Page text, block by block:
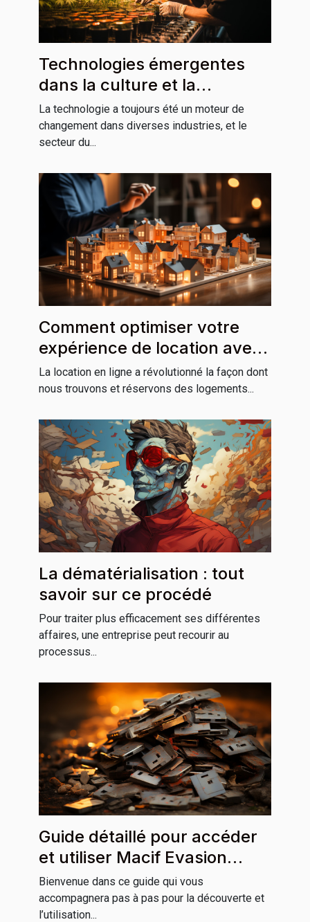
Technologies émergentes
dans la culture et la
production de CBD
La technologie a toujours été un moteur de
changement dans diverses industries, et le
secteur du...
Comment optimiser votre
expérience de location avec
des plateformes en ligne
La location en ligne a révolutionné la façon dont
nous trouvons et réservons des logements...
La dématérialisation : tout
savoir sur ce procédé
Pour traiter plus efficacement ses différentes
affaires, une entreprise peut recourir au
processus...
Guide détaillé pour accéder
et utiliser Macif Evasion
efficacement
Bienvenue dans ce guide qui vous
accompagnera pas à pas pour la découverte et
l’utilisation...